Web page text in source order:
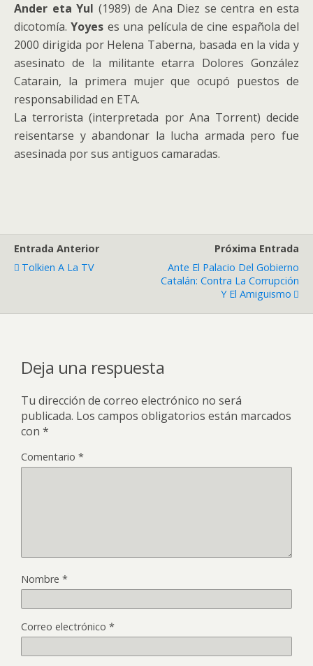
Ander eta Yul (1989) de Ana Diez se centra en esta
dicotomía.Yoyes es una película de cine española del
2000 dirigida por Helena Taberna, basada en la vida y
asesinato de la militante etarra Dolores González
Catarain, la primera mujer que ocupó puestos de
responsabilidad en ETA.
La terrorista (interpretada por Ana Torrent) decide
reisentarse y abandonar la lucha armada pero fue
asesinada por sus antiguos camaradas.
Entrada Anterior
Tolkien A La TV
Próxima Entrada
Ante El Palacio Del Gobierno
Catalán: Contra La Corrupción
Y El Amiguismo
Deja una respuesta
Tu dirección de correo electrónico no será
publicada. Los campos obligatorios están marcados
con *
Comentario *
Nombre *
Correo electrónico *